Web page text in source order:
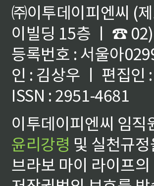
㈜이투데이피엔씨 (
이빌딩 15층 ㅣ ☎
등록번호 : 서울아
인 : 김상우 ㅣ 편집인
ISSN : 2951-4681
이투데이피엔씨 임
윤리강령 및 실천규
브라보 마이 라이프